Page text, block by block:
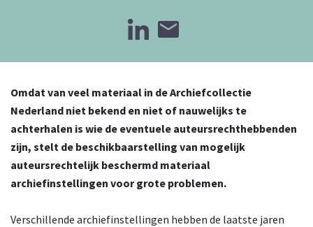
Omdat van veel materiaal in de Archiefcollectie
Nederland niet bekend en niet of nauwelijks te
achterhalen is wie de eventuele auteursrechthebbenden
zijn, stelt de beschikbaarstelling van mogelijk
auteursrechtelijk beschermd materiaal
archiefinstellingen voor grote problemen.
Verschillende archiefinstellingen hebben de laatste jaren